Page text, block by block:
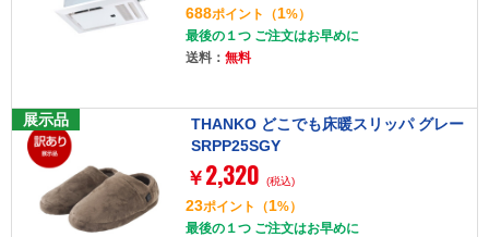
688ポイント （1%）
最後の１つ ご注文はお早めに
送料： 無料
展示品
THANKO どこでも床暖スリッパ グレー
SRPP25SGY
￥ 2,320 (税込)
23ポイント （1%）
最後の１つ ご注文はお早めに